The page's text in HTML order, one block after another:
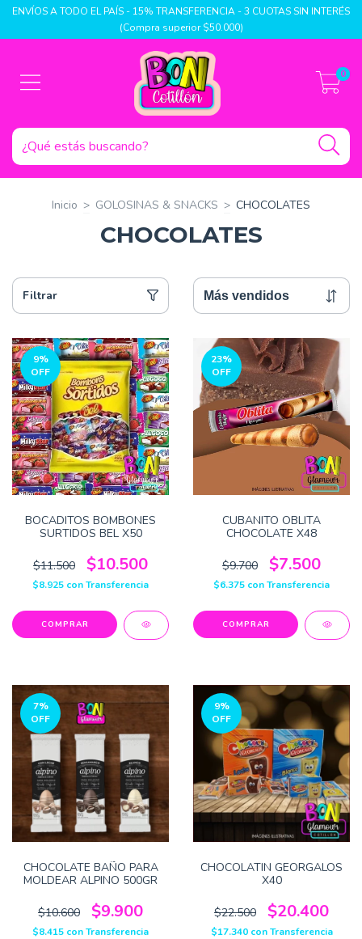
ENVÍOS A TODO EL PAÍS - 15% TRANSFERENCIA - 3 CUOTAS SIN INTERÉS
(Compra superior $50.000)
0
Inicio > GOLOSINAS & SNACKS > CHOCOLATES
CHOCOLATES
Filtrar
9%
OFF
BOCADITOS BOMBONES
SURTIDOS BEL X50
$11.500 $10.500
$8.925 conTransferencia
23%
OFF
CUBANITO OBLITA
CHOCOLATE X48
$9.700 $7.500
$6.375 conTransferencia
7%
OFF
CHOCOLATE BAÑO PARA
MOLDEAR ALPINO 500GR
$10.600 $9.900
$8.415 conTransferencia
9%
OFF
CHOCOLATIN GEORGALOS
X40
$22.500 $20.400
$17.340 con Transferencia